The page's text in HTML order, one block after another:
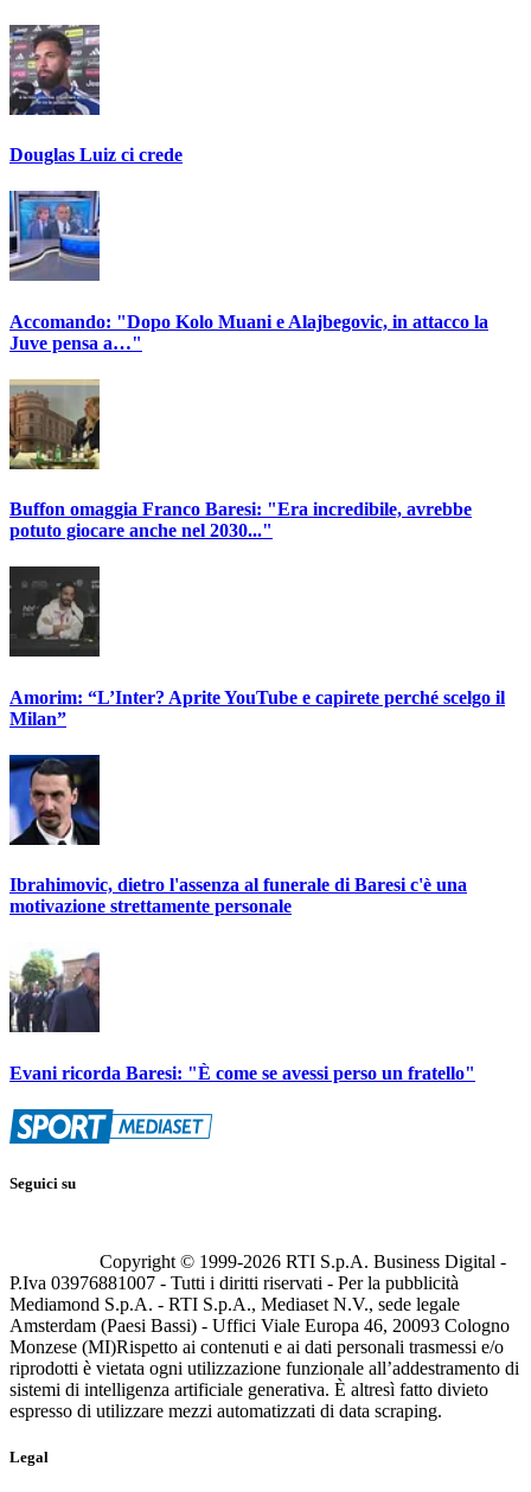
Douglas Luiz ci crede
Accomando: "Dopo Kolo Muani e Alajbegovic, in attacco la
Juve pensa a…"
Buffon omaggia Franco Baresi: "Era incredibile, avrebbe
potuto giocare anche nel 2030..."
Amorim: “L’Inter? Aprite YouTube e capirete perché scelgo il
Milan”
Ibrahimovic, dietro l'assenza al funerale di Baresi c'è una
motivazione strettamente personale
Evani ricorda Baresi: "È come se avessi perso un fratello"
Seguici su
Copyright © 1999-2026 RTI S.p.A. Business Digital -
P.Iva 03976881007 - Tutti i diritti riservati - Per la pubblicità
Mediamond S.p.A. - RTI S.p.A., Mediaset N.V., sede legale
Amsterdam (Paesi Bassi) - Uffici Viale Europa 46, 20093 Cologno
Monzese (MI)Rispetto ai contenuti e ai dati personali trasmessi e/o
riprodotti è vietata ogni utilizzazione funzionale all’addestramento di
sistemi di intelligenza artificiale generativa. È altresì fatto divieto
espresso di utilizzare mezzi automatizzati di data scraping.
Legal